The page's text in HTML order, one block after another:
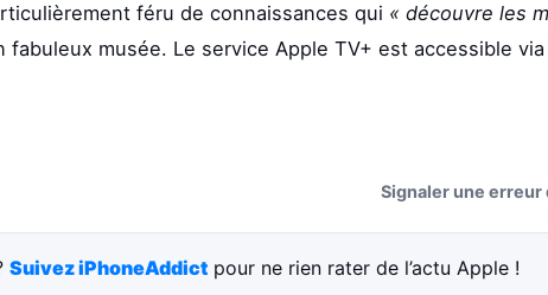
féru de connaissances qui « découvre les
fabuleux musée. Le service Apple TV+ est accessible
Signaler une erreur
Suivez iPhoneAddict pour ne rien rater de l’actu Apple !